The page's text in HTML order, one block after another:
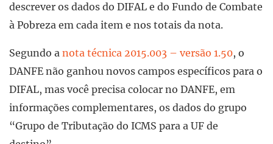
descrever os dados do DIFAL e do Fundo de Combate
à Pobreza em cada item e nos totais da nota.
Segundo a nota técnica 2015.003 – versão 1.50, o
DANFE não ganhou novos campos específicos para o
DIFAL, mas você precisa colocar no DANFE, em
informações complementares, os dados do grupo
“Grupo de Tributação do ICMS para a UF de